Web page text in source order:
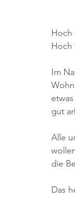
Hoch
Hoch
Im
gut
Alle
die
Das